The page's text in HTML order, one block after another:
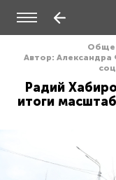
Автор:
Радий
итоги